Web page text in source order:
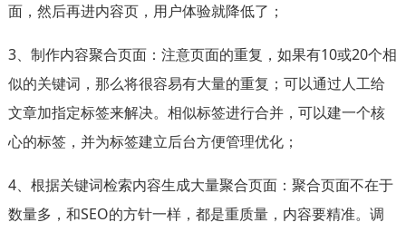
面，然后再进内容页，用户体验就降低了；
3、制作内容聚合页面：注意页面的重复，如果有10或20个相
似的关键词，那么将很容易有大量的重复；可以通过人工给
文章加指定标签来解决。相似标签进行合并，可以建一个核
心的标签，并为标签建立后台方便管理优化；
4、根据关键词检索内容生成大量聚合页面：聚合页面不在于
数量多，和SEO的方针一样，都是重质量，内容要精准。调